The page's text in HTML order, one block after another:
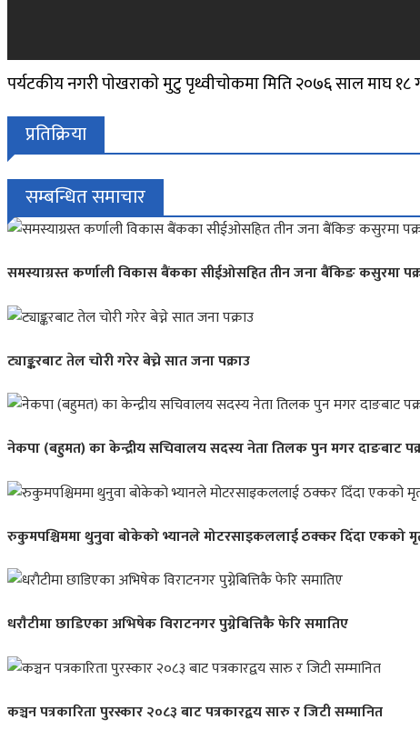
पर्यटकीय नगरी पाेखराकाे मुटु पृथ्वीचाेकमा मिति २०७६ साल माघ
प्रतिक्रिया
सम्बन्धित समाचार
समस्याग्रस्त कर्णाली विकास बैंकका सीईओसहित तीन जना बैंकिङ कसुरमा
ट्याङ्करबाट तेल चोरी गरेर बेच्ने सात जना पक्राउ
नेकपा (बहुमत) का केन्द्रीय सचिवालय सदस्य नेता तिलक पुन मगर दाङबाट
रुकुमपश्चिममा थुनुवा बोकेको भ्यानले मोटरसाइकललाई ठक्कर दिँदा एकको
धराैटीमा छाडिएका अभिषेक विराटनगर पुग्नेबित्तिकै फेरि समातिए
कञ्चन पत्रकारिता पुरस्कार २०८३ बाट पत्रकारद्वय सारु र जिटी सम्मानित